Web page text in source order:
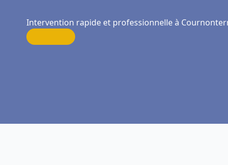
Intervention rapide et professionnelle à